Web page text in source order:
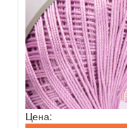
Цена: